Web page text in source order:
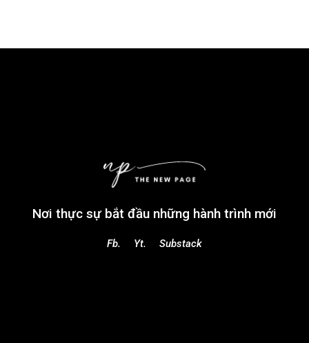
Nơi thực sự bắt đầu những hành trình mới
Fb. Yt. Substack